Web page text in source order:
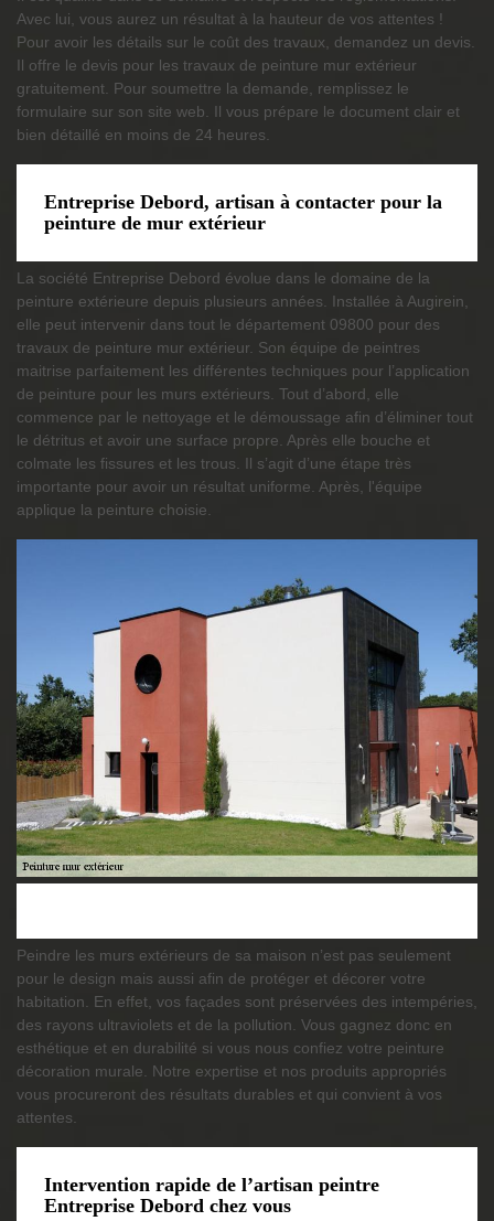
Avec lui, vous aurez un résultat à la hauteur de vos attentes !
Pour avoir les détails sur le coût des travaux, demandez un devis.
Il offre le devis pour les travaux de peinture mur extérieur
gratuitement. Pour soumettre la demande, remplissez le
formulaire sur son site web. Il vous prépare le document clair et
bien détaillé en moins de 24 heures.
Entreprise Debord, artisan à contacter pour la
peinture de mur extérieur
La société Entreprise Debord évolue dans le domaine de la
peinture extérieure depuis plusieurs années. Installée à Augirein,
elle peut intervenir dans tout le département 09800 pour des
travaux de peinture mur extérieur. Son équipe de peintres
maitrise parfaitement les différentes techniques pour l’application
de peinture pour les murs extérieurs. Tout d’abord, elle
commence par le nettoyage et le démoussage afin d’éliminer tout
le détritus et avoir une surface propre. Après elle bouche et
colmate les fissures et les trous. Il s’agit d’une étape très
importante pour avoir un résultat uniforme. Après, l'équipe
applique la peinture choisie.
Peindre les murs extérieurs de sa maison n’est pas seulement
pour le design mais aussi afin de protéger et décorer votre
habitation. En effet, vos façades sont préservées des intempéries,
des rayons ultraviolets et de la pollution. Vous gagnez donc en
esthétique et en durabilité si vous nous confiez votre peinture
décoration murale. Notre expertise et nos produits appropriés
vous procureront des résultats durables et qui convient à vos
attentes.
Intervention rapide de l’artisan peintre
Entreprise Debord chez vous